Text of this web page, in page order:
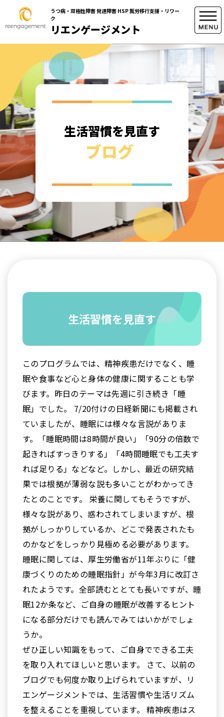
うつ病・双極性障害 発達障害 HSP 就労移行支援・リワー
ク
リエンゲージメント
生活習慣を見直す
ブログ
生活習慣を見直す
このプログラムでは、精神疾患だけでなく、睡
眠や食事など心と身体の健康に関することも学
びます。昨日のテーマは先週に引き続き「睡
眠」でした。 7/20付けの日経新聞にも掲載され
ていましたが、睡眠には様々な言説がありま
す。「睡眠時間は8時間が良い」「90分の倍数で
起きればすっきりする」「4時間睡眠でも工夫す
れば足りる」などなど。しかし、最近の研究結
果では根拠が薄弱な説も多いことがわかってき
たとのことです。 栄養に関してもそうですが、
様々な説があり、惑わされてしまいますが、根
拠がしっかりしているか、どこで発表されたも
のかなどをしっかり見極める必要があります。
睡眠に関しては、厚生労働省が11年ぶりに「健
康づくりのための睡眠指針」が今年3月に改訂さ
れたようです。全部読むととても長いですが、睡
眠12か条など、ご自身の睡眠が改善するヒント
になる部分だけでも読んでみてはいかがでしょ
うか。
ぜひ正しい知識をもって、ご自身でできる工夫
を取り入れてほしいと思います。 さて、以前の
ブログでも何度か取り上げられていますが、リ
エンゲージメントでは、生活習慣や生活リズム
を整えることを重視しています。 精神疾患はス